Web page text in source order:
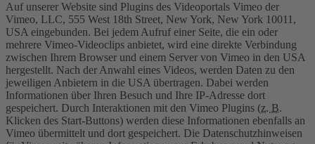
Auf unserer Website sind Plugins des Videoportals Vimeo der
Vimeo, LLC, 555 West 18th Street, New York, New York 10011,
USA eingebunden. Bei jedem Aufruf einer Seite, die ein oder
mehrere Vimeo-Videoclips anbietet, wird eine direkte Verbindung
zwischen Ihrem Browser und einem Server von Vimeo in den USA
hergestellt. Nach der Anwahl eines Videos, werden Daten zu den
jeweiligen Anbietern in die USA übertragen. Dabei werden
Informationen über Ihren Besuch und Ihre IP-Adresse dort
gespeichert. Durch Interaktionen mit den Vimeo Plugins (z. B.
Klicken des Start-Buttons) werden diese Informationen ebenfalls an
Vimeo übermittelt und dort gespeichert. Die Datenschutzhinweisen